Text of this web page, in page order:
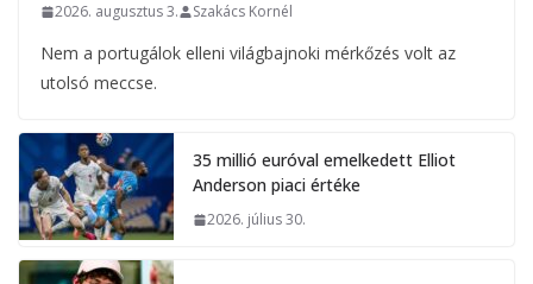
2026. augusztus 3. Szakács Kornél
Nem a portugálok elleni világbajnoki mérkőzés volt az
utolsó meccse.
35 millió euróval emelkedett Elliot
Anderson piaci értéke
2026. július 30.